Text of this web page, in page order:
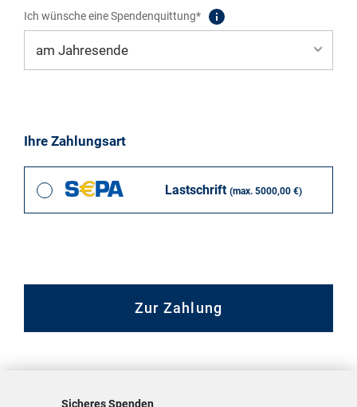
10,00 EUR
Ich wünsche eine Spendenquittung*
Ihre Zahlungsart
Lastschrift (max. 5000,00 €)
Zur Zahlung
Sicheres Spenden